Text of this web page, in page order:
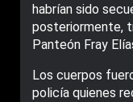
habrían sido
posteriormente,
Panteón Fray
Los cuerpos
policía quienes